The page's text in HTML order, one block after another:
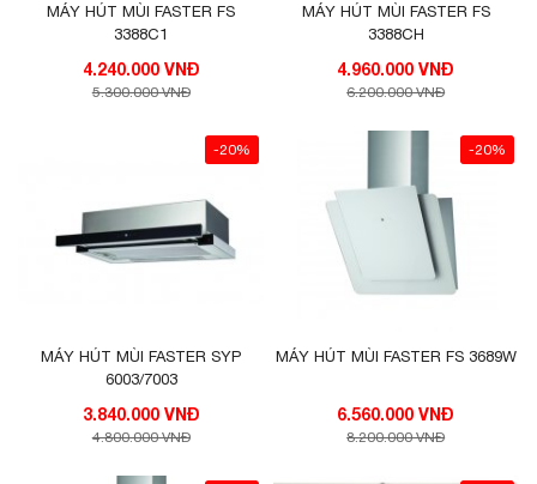
MÁY HÚT MÙI FASTER FS
3388C1
4.240.000 VNĐ
5.300.000 VNĐ
MÁY HÚT MÙI FASTER FS
3388CH
4.960.000 VNĐ
6.200.000 VNĐ
-20%
MÁY HÚT MÙI FASTER SYP
6003/7003
3.840.000 VNĐ
4.800.000 VNĐ
-20%
MÁY HÚT MÙI FASTER FS 3689W
6.560.000 VNĐ
8.200.000 VNĐ